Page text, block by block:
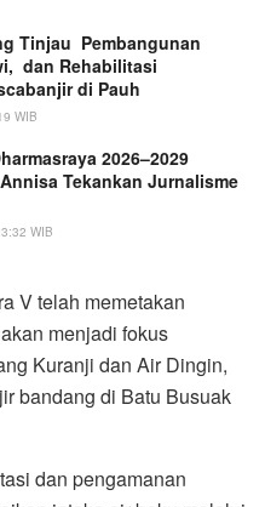
Tinjau Pembangunan
dan Rehabilitasi
di Pauh
WIB
2026–2029
Tekankan Jurnalisme
WIB
V telah memetakan
menjadi fokus
Kuranji dan Air Dingin,
bandang di Batu Busuak
dan pengamanan